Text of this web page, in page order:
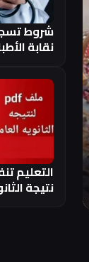
شروط
نقابة
التعليم
نتيجة